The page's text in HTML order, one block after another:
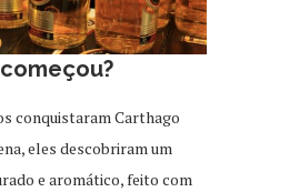
?
conquistaram Carthago
eles descobriram um
e aromático, feito com